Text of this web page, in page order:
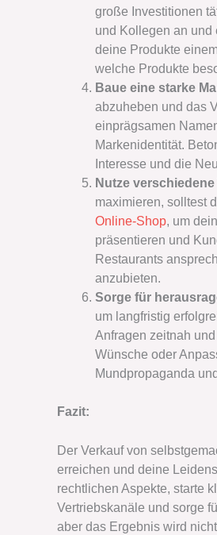
große Investitionen
und Kollegen an und
deine Produkte
welche Produkte
Baue eine starke
abzuheben und das
einprägsamen
Markenidentität.
Interesse und die
Nutze
maximieren, solltest
Online-Shop, um
präsentieren und
Restaurants
anzubieten.
Sorge für
um langfristig
Anfragen zeitnah
Wünsche oder
Mundpropaganda
Fazit:
Der Verkauf von
erreichen und deine
rechtlichen Aspekte, starte
Vertriebskanäle und sorge
aber das Ergebnis wird